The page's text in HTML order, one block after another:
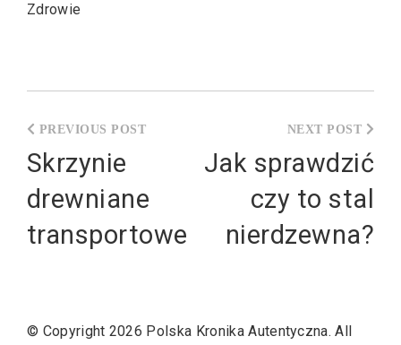
Zdrowie
wpisu
Skrzynie
drewniane
transportowe
Jak sprawdzić
czy to stal
nierdzewna?
© Copyright 2026 Polska Kronika Autentyczna. All